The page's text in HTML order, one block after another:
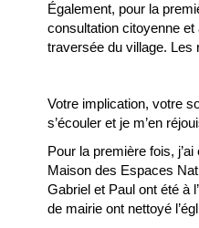
Également, pour la
consultation citoyenne
traversée du village. Les
Votre implication, votre
s’écouler et je m’en
Pour la première fois,
Maison des Espaces
Gabriel et Paul ont été à
de mairie ont nettoyé